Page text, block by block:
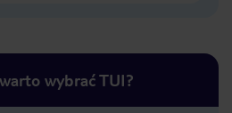
wybrać TUI?